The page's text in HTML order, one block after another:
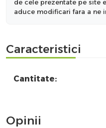
de cele prezentate pe site
aduce modificari fara a ne
Caracteristici
Cantitate:
Opinii